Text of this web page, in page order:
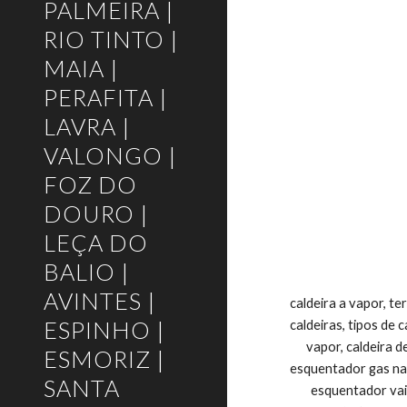
PALMEIRA |
RIO TINTO |
MAIA |
PERAFITA |
LAVRA |
VALONGO |
FOZ DO
DOURO |
LEÇA DO
BALIO |
AVINTES |
ESPINHO |
ESMORIZ |
SANTA
caldeira a vapor, termoacumulador, esquentador vaillant, aquecimento central, caldeiras roca, caldeira industrial, worten esquentadores, tudo sobre caldeiras, tipos de caldeiras, esquentadores worten, caldeira aquatubular, caldeiras aquatubulares, caldeira flamotubular, caldeiras a pellets, caldeira vapor, caldeira de vapor, caldeiras flamotubulares, esquentador vulcano avarias, caldeira ata, caldeiras de aquecimento, comprar esquentador, esquentador gas natural, esquentador zeus, roca aquecimento, tipos de caldeira, esquentador vulcano inteligentcaldeira a vapor, termoacumulador, esquentador vaillant, aquecimento central, caldeiras roca, caldeira industrial, worten esquentadores, tudo sobre caldeiras, tipos de caldeiras, esquentadores worten, caldeira aquatubular, caldeiras aquatubulares, caldeira flamotubular, caldeiras a pellets, caldeira vapor, caldeira de vapor, caldeiras flamotubulares, esquentador vulcano avarias, caldeira ata, caldeiras de aquecimento, comprar esquentador, esquentador gás natural, esquentador zeus, roca aquecimento, tipos de caldeira, esquentador vulcano inteligente, caldeira eletrica, esquentador de agua, esquentador termostático, caldeira junkers, assistência esquentadores vulcano, caldeiras a gás para aquecimento central, caldeiras a gás roca